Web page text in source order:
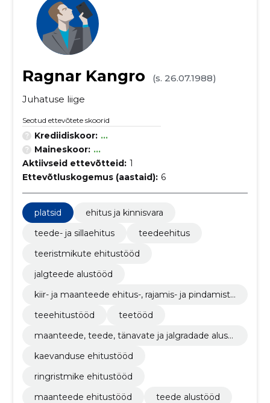
Ragnar Kangro
(s. 26.07.1988)
Juhatuse liige
Seotud ettevõtete skoorid
Krediidiskoor: ...
Maineskoor: ...
Aktiivseid ettevõtteid: 1
Ettevõtluskogemus (aastaid): 6
platsid
ehitus ja kinnisvara
teede- ja sillaehitus
teedeehitus
teeristmikute ehitustööd
jalgteede alustööd
kiir- ja maanteede ehitus-, rajamis- ja pindamistö
teeehitustööd
teetööd
maanteede, teede, tänavate ja jalgradade alust
kaevanduse ehitustööd
ringristmike ehitustööd
maanteede ehitustööd
teede alustööd